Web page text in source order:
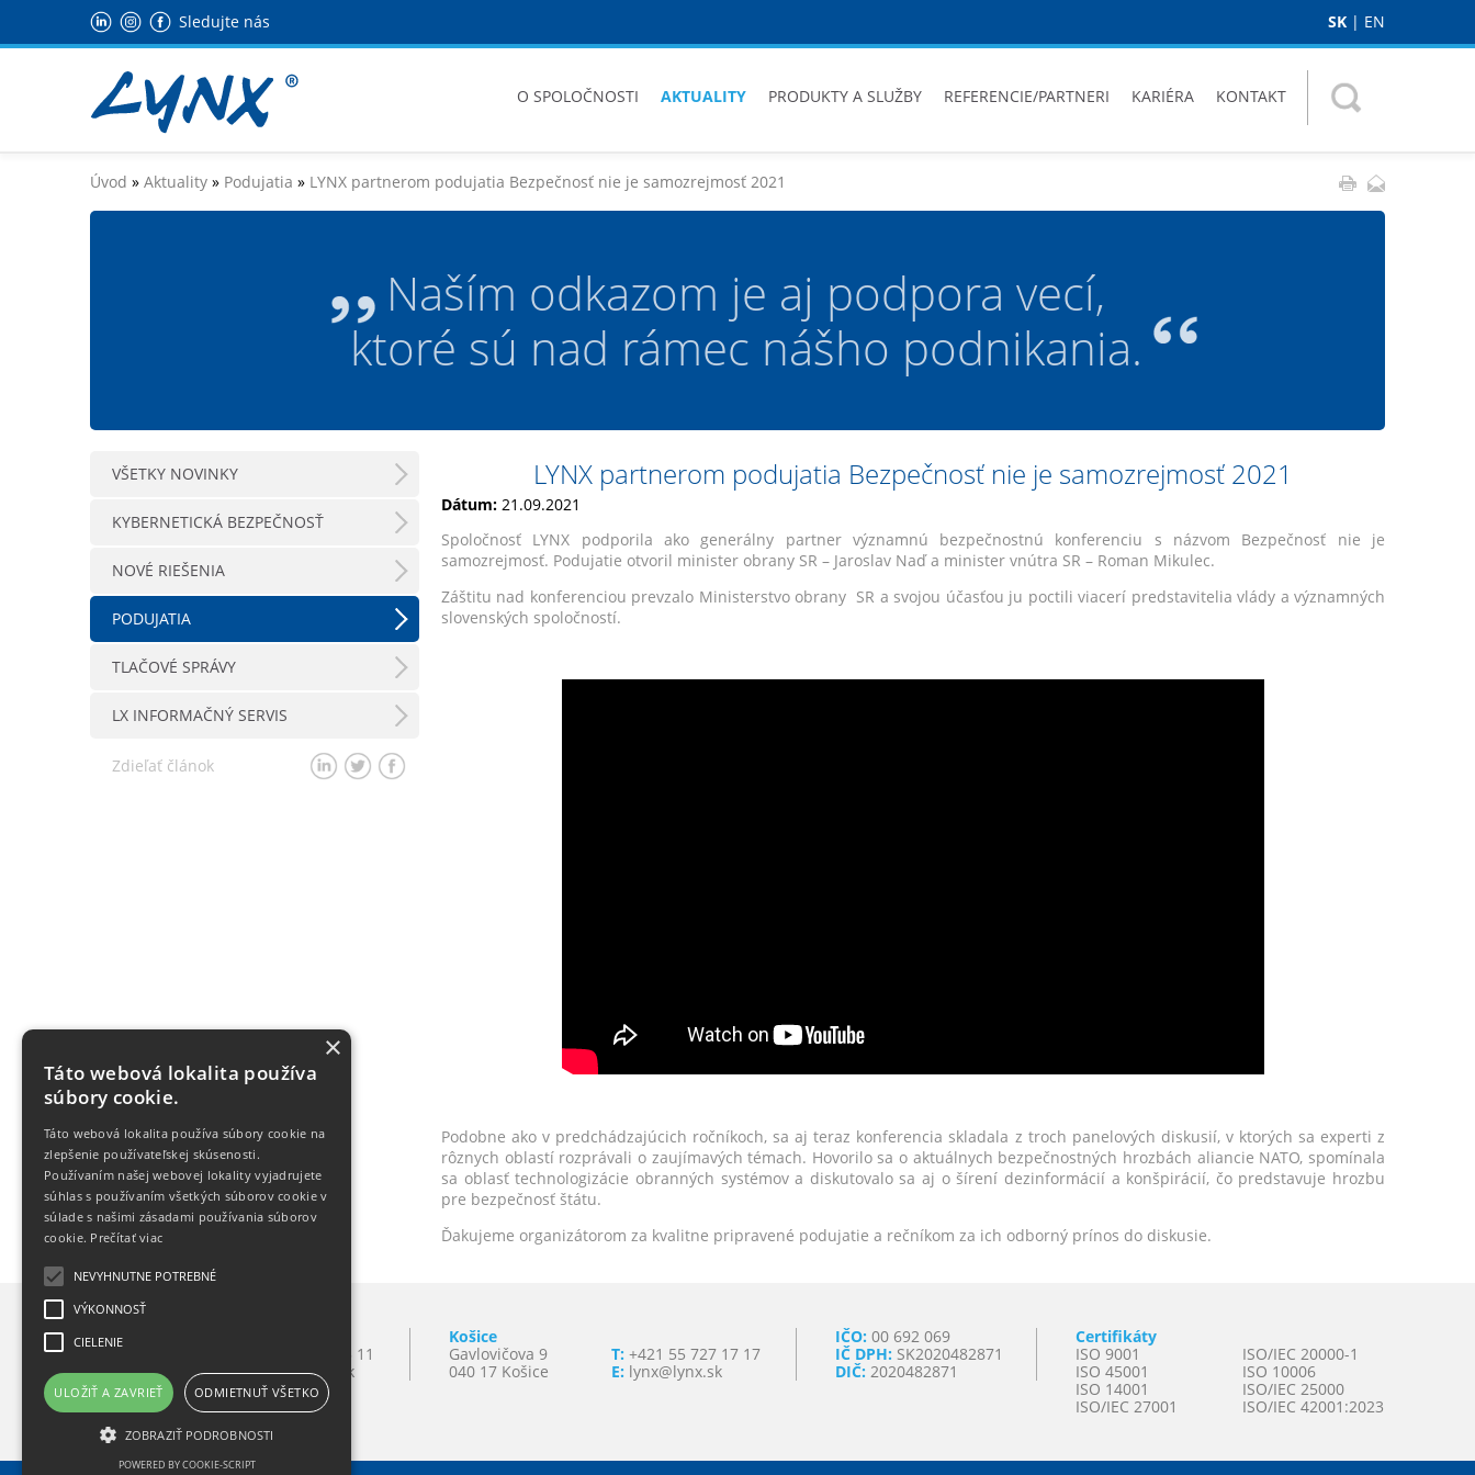
Sledujte nás SK | EN
O SPOLOČNOSTI AKTUALITY PRODUKTY A SLUŽBY REFERENCIE/PARTNERI KARIÉRA KONTAKT
Úvod » Aktuality » Podujatia » LYNX partnerom podujatia Bezpečnosť nie je samozrejmosť 2021
Naším odkazom je aj podpora vecí,
ktoré sú nad rámec nášho podnikania.
LYNX partnerom podujatia Bezpečnosť nie je samozrejmosť 2021
Dátum: 21.09.2021
Spoločnosť LYNX podporila ako generálny partner významnú bezpečnostnú konferenciu s názvom Bezpečnosť nie je
samozrejmosť. Podujatie otvoril minister obrany SR – Jaroslav Naď a minister vnútra SR – Roman Mikulec.
Záštitu nad konferenciou prevzalo Ministerstvo obrany SR a svojou účasťou ju poctili viacerí predstavitelia vlády a významných
slovenských spoločností.
Podobne ako v predchádzajúcich ročníkoch, sa aj teraz konferencia skladala z troch panelových diskusií, v ktorých sa experti z
rôznych oblastí rozprávali o zaujímavých témach. Hovorilo sa o aktuálnych bezpečnostných hrozbách aliancie NATO, spomínala
sa oblasť technologizácie obranných systémov a diskutovalo sa aj o šírení dezinformácií a konšpirácií, čo predstavuje hrozbu
pre bezpečnosť štátu.
Ďakujeme organizátorom za kvalitne pripravené podujatie a rečníkom za ich odborný prínos do diskusie.
VŠETKY NOVINKY
KYBERNETICKÁ BEZPEČNOSŤ
NOVÉ RIEŠENIA
PODUJATIA
TLAČOVÉ SPRÁVY
LX INFORMAČNÝ SERVIS
Zdieľať článok
Bratislava
821 09 Bratislava
+421 2 501 065 11
E: lynxba@lynx.sk
Košice
Gavlovičova 9
040 17 Košice
T: +421 55 727 17 17
E: lynx@lynx.sk
IČO: 00 692 069
IČ DPH: SK2020482871
DIČ: 2020482871
Certifikáty
ISO 9001
ISO 45001
ISO 14001
ISO/IEC 27001
ISO/IEC 20000-1
ISO 10006
ISO/IEC 25000
ISO/IEC 42001:2023
×
Táto webová lokalita používa
súbory cookie.
Táto webová lokalita používa súbory cookie na
zlepšenie používateľskej skúsenosti.
Používaním našej webovej lokality vyjadrujete
súhlas s používaním všetkých súborov cookie v
súlade s našimi zásadami používania súborov
cookie. Prečítať viac
NEVYHNUTNE POTREBNÉ
VÝKONNOSŤ
CIELENIE
ULOŽIŤ A ZAVRIEŤ ODMIETNUŤ VŠETKO
ZOBRAZIŤ PODROBNOSTI
POWERED BY COOKIE-SCRIPT